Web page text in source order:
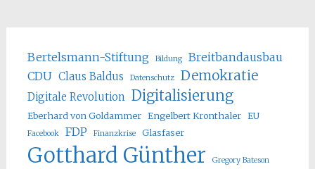
Bertelsmann-Stiftung Bildung
Breitbandausbau
CDU Claus Baldus Datenschutz Demokratie
Digitale Revolution Digitalisierung
Eberhard von Goldammer Engelbert Kronthaler EU
Facebook FDP Finanzkrise Glasfaser
Gotthard Günther Gregory Bateson